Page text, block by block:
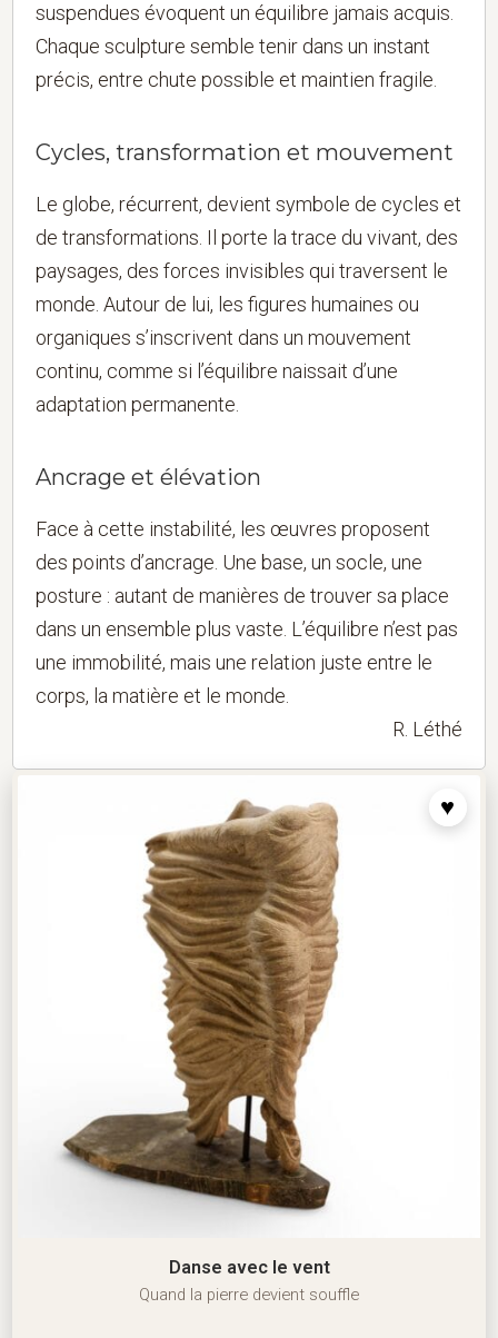
suspendues évoquent un équilibre jamais acquis.
Chaque sculpture semble tenir dans un instant
précis, entre chute possible et maintien fragile.
Cycles, transformation et mouvement
Le globe, récurrent, devient symbole de cycles et
de transformations. Il porte la trace du vivant, des
paysages, des forces invisibles qui traversent le
monde. Autour de lui, les figures humaines ou
organiques s’inscrivent dans un mouvement
continu, comme si l’équilibre naissait d’une
adaptation permanente.
Ancrage et élévation
Face à cette instabilité, les œuvres proposent
des points d’ancrage. Une base, un socle, une
posture : autant de manières de trouver sa place
dans un ensemble plus vaste. L’équilibre n’est pas
une immobilité, mais une relation juste entre le
corps, la matière et le monde.
R. Léthé
Danse avec le vent
Quand la pierre devient souffle